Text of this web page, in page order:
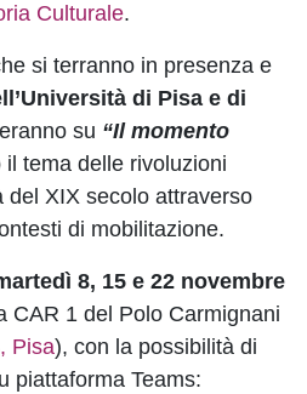
Culturale.
si terranno in presenza e
di Pisa e di
su “Il momento
tema delle rivoluzioni
del XIX secolo attraverso
di mobilitazione.
8, 15 e 22 novembre
CAR 1 del Polo Carmignani
Pisa), con la possibilità di
piattaforma Teams: